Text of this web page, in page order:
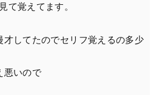
て覚えてます。
才してたのでセリフ覚えるの多少
悪いので